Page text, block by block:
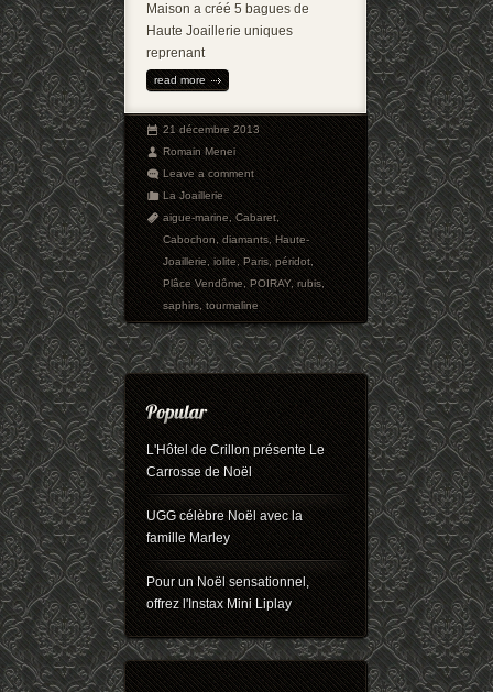
Maison a créé 5 bagues de
Haute Joaillerie uniques
reprenant
read more
21 décembre 2013
Romain Menei
Leave a comment
La Joaillerie
aigue-marine,Cabaret,
Cabochon,diamants,Haute-
Joaillerie,iolite,Paris,péridot,
Plâce Vendôme,POIRAY,rubis,
saphirs,tourmaline
L'Hôtel de Crillon présente Le
Carrosse de Noël
UGG célèbre Noël avec la
famille Marley
Pour un Noël sensationnel,
offrez l'Instax Mini Liplay